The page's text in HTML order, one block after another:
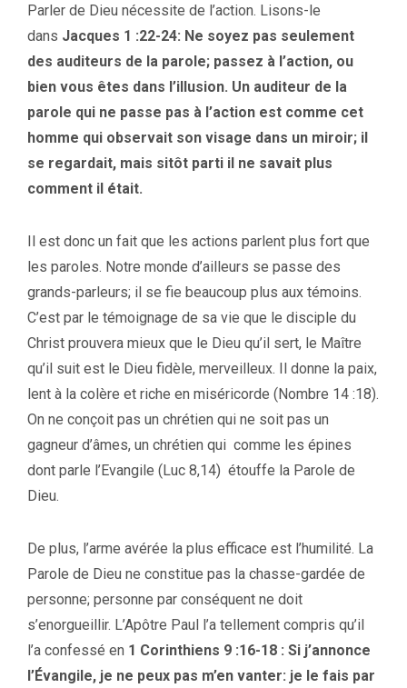
Parler de Dieu nécessite de l’action. Lisons-le
dans Jacques 1 :22-24: Ne soyez pas seulement
des auditeurs de la parole; passez à l’action, ou
bien vous êtes dans l’illusion. Un auditeur de la
parole qui ne passe pas à l’action est comme cet
homme qui observait son visage dans un miroir; il
se regardait, mais sitôt parti il ne savait plus
comment il était.
Il est donc un fait que les actions parlent plus fort que
les paroles. Notre monde d’ailleurs se passe des
grands-parleurs; il se fie beaucoup plus aux témoins.
C’est par le témoignage de sa vie que le disciple du
Christ prouvera mieux que le Dieu qu’il sert, le Maître
qu’il suit est le Dieu fidèle, merveilleux. Il donne la paix,
lent à la colère et riche en miséricorde (Nombre 14 :18).
On ne conçoit pas un chrétien qui ne soit pas un
gagneur d’âmes, un chrétien qui comme les épines
dont parle l’Evangile (Luc 8,14) étouffe la Parole de
Dieu.
De plus, l’arme avérée la plus efficace est l’humilité. La
Parole de Dieu ne constitue pas la chasse-gardée de
personne; personne par conséquent ne doit
s’enorgueillir. L’Apôtre Paul l’a tellement compris qu’il
l’a confessé en 1 Corinthiens 9 :16-18 : Si j’annonce
l’Évangile, je ne peux pas m’en vanter: je le fais par